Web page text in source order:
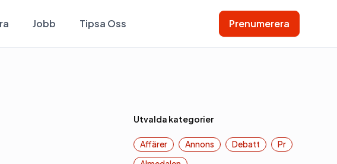
Jobb Tipsa Oss Prenumerera
Utvalda kategorier
Affärer Annons Debatt
Pr